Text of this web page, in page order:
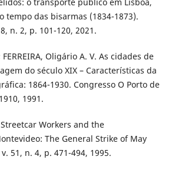
tempo das bisarmas (1834-1873).
n. 2, p. 101-120, 2021.
FERREIRA, Oligário A. V. As cidades de
do século XIX – Características da
1864-1930. Congresso O Porto de
1991.
Streetcar Workers and the
The General Strike of May
51, n. 4, p. 471-494, 1995.